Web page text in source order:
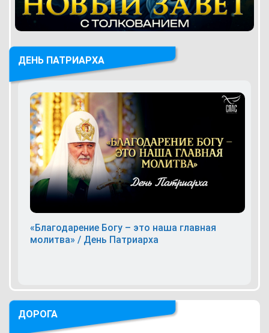
ДЕНЬ ПАТРИАРХА
«Благодарение Богу – это наша главная
молитва» / День Патриарха
ДОРОГА